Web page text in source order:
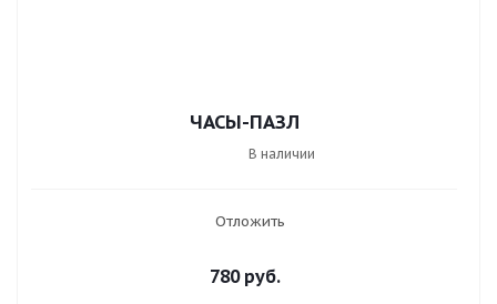
ЧАСЫ-ПАЗЛ
В наличии
Отложить
780руб.